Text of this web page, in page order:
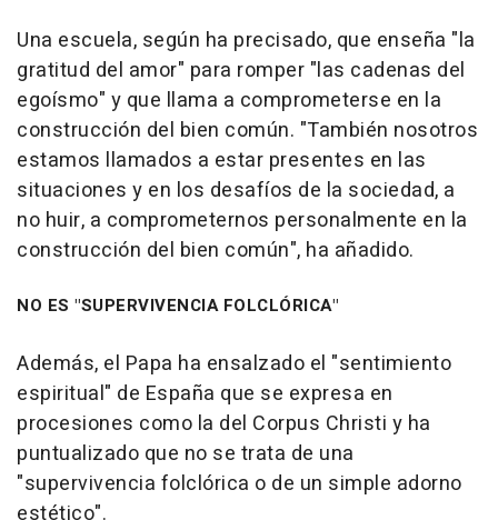
Una escuela, según ha precisado, que enseña "la
gratitud del amor" para romper "las cadenas del
egoísmo" y que llama a comprometerse en la
construcción del bien común. "También nosotros
estamos llamados a estar presentes en las
situaciones y en los desafíos de la sociedad, a
no huir, a comprometernos personalmente en la
construcción del bien común", ha añadido.
NO ES "SUPERVIVENCIA FOLCLÓRICA"
Además, el Papa ha ensalzado el "sentimiento
espiritual" de España que se expresa en
procesiones como la del Corpus Christi y ha
puntualizado que no se trata de una
"supervivencia folclórica o de un simple adorno